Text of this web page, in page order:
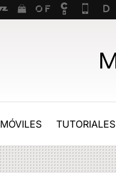
MÓVILES TUTORIALES